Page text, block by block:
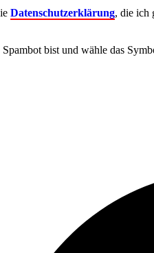
Datenschutzerklärung, die ich
bist und wähle das